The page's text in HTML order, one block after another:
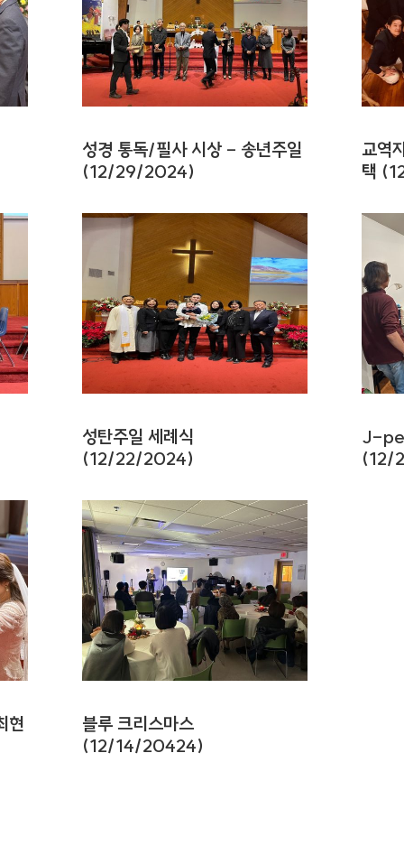
성경 통독/필사 시상 - 송년주일
(12/29/2024)
교역
택
성탄주일 세례식
(12/22/2024)
J-
(12/
현
블루 크리스마스
(12/14/20424)